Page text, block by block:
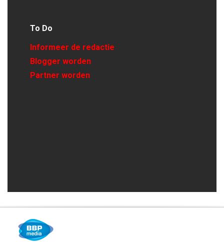
To Do
Informeer de redactie
Blogger worden
Partner worden